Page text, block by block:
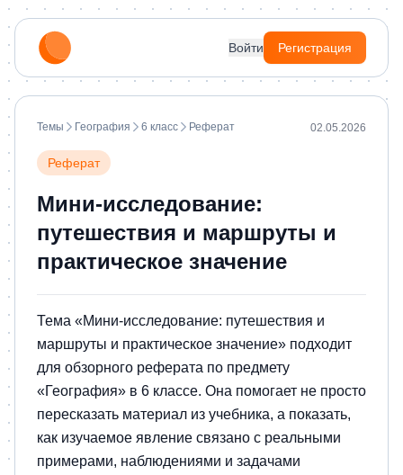
Войти Регистрация
Темы География 6 класс Реферат 02.05.2026
Реферат
Мини-исследование:
путешествия и маршруты и
практическое значение
Тема «Мини-исследование: путешествия и
маршруты и практическое значение» подходит
для обзорного реферата по предмету
«География» в 6 классе. Она помогает не просто
пересказать материал из учебника, а показать,
как изучаемое явление связано с реальными
примерами, наблюдениями и задачами